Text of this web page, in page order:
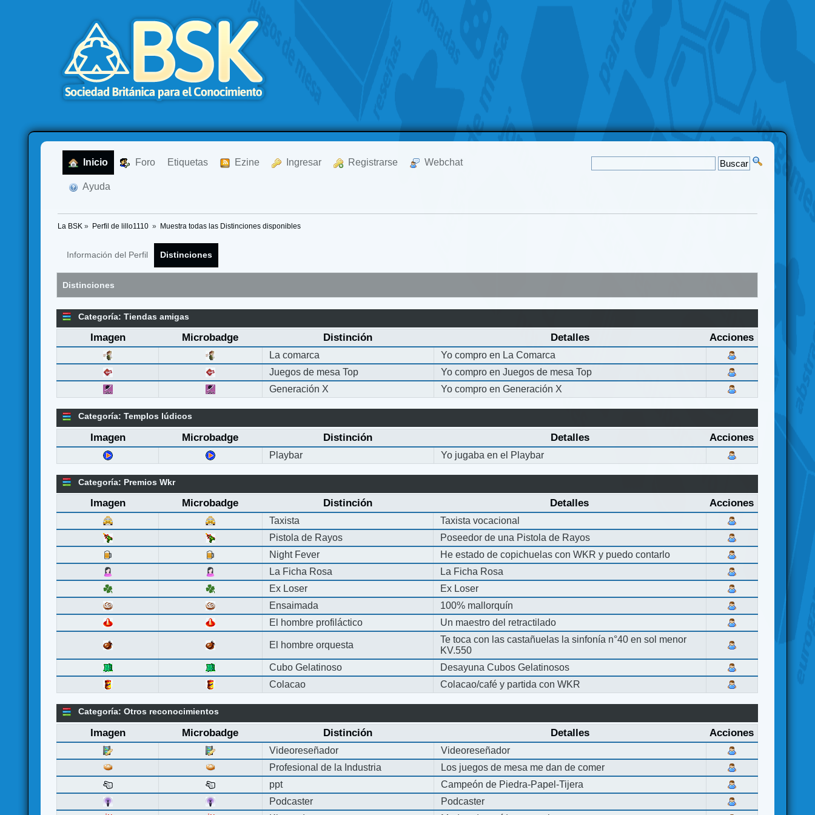
Inicio Foro Etiquetas Ezine Ingresar Registrarse Webchat
Ayuda
La BSK » Perfil de lillo1110 » Muestra todas las Distinciones disponibles
Información del Perfil Distinciones
Distinciones
Categoría: Tiendas amigas
Imagen Microbadge Distinción Detalles Acciones
La comarca
Yo compro en La Comarca
Juegos de mesa Top
Yo compro en Juegos de mesa Top
Generación X
Yo compro en Generación X
Categoría: Templos lúdicos
Imagen Microbadge Distinción Detalles Acciones
Playbar Yo jugaba en el Playbar
Categoría: Premios Wkr
Imagen Microbadge Distinción Detalles Acciones
Taxista
Taxista vocacional
Pistola de Rayos
Poseedor de una Pistola de Rayos
Night Fever
He estado de copichuelas con WKR y puedo contarlo
La Ficha Rosa
La Ficha Rosa
Ex Loser
Ex Loser
Ensaimada
100% mallorquín
El hombre profiláctico
Un maestro del retractilado
El hombre orquesta
Te toca con las castañuelas la sinfonía n°40 en sol menor
KV.550
Cubo Gelatinoso
Desayuna Cubos Gelatinosos
Colacao
Colacao/café y partida con WKR
Categoría: Otros reconocimientos
Imagen Microbadge Distinción Detalles Acciones
Videoreseñador
Videoreseñador
Profesional de la Industria
Los juegos de mesa me dan de comer
ppt
Campeón de Piedra-Papel-Tijera
Podcaster
Podcaster